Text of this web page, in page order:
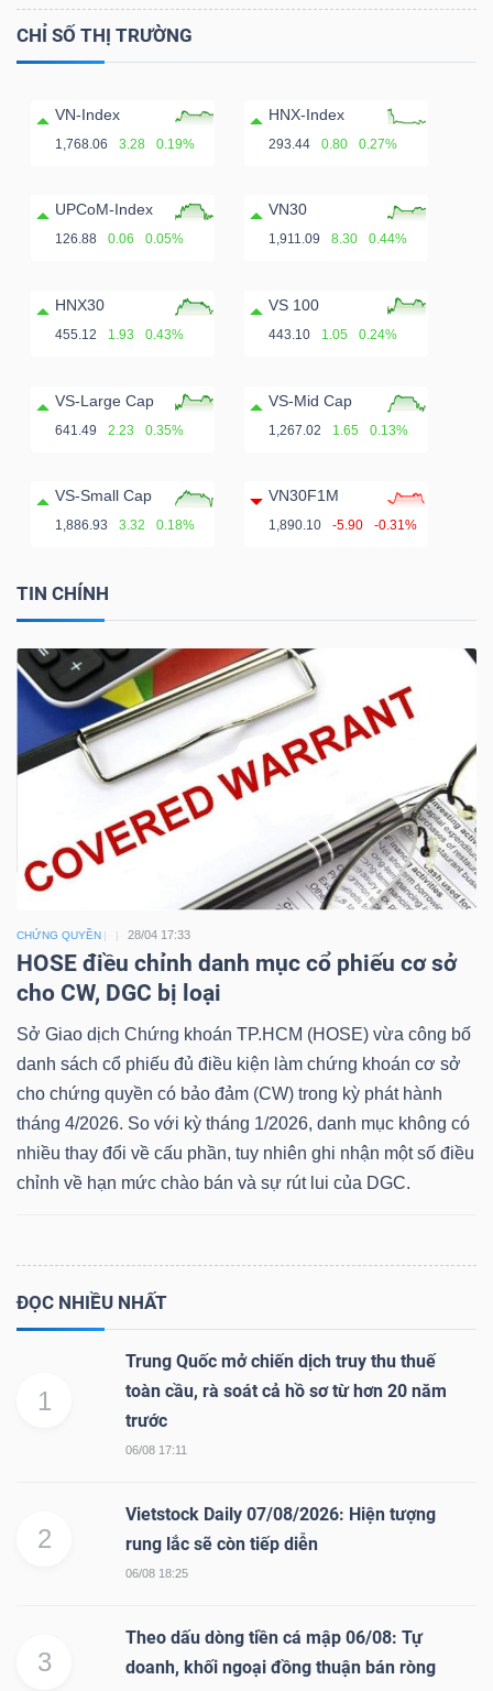
CHỈ SỐ THỊ TRƯỜNG
VN-Index
1,768.06 3.28 0.19%
HNX-Index
293.44 0.80 0.27%
UPCoM-Index
126.88 0.06 0.05%
VN30
1,911.09 8.30 0.44%
HNX30
455.12 1.93 0.43%
VS 100
443.10 1.05 0.24%
VS-Large Cap
641.49 2.23 0.35%
VS-Mid Cap
1,267.02 1.65 0.13%
VS-Small Cap
1,886.93 3.32 0.18%
VN30F1M
1,890.10 -5.90 -0.31%
TIN CHÍNH
CHỨNG QUYỀN 28/04 17:33
HOSE điều chỉnh danh mục cổ phiếu cơ sở
cho CW, DGC bị loại
Sở Giao dịch Chứng khoán TP.HCM (HOSE) vừa công bố
danh sách cổ phiếu đủ điều kiện làm chứng khoán cơ sở
cho chứng quyền có bảo đảm (CW) trong kỳ phát hành
tháng 4/2026. So với kỳ tháng 1/2026, danh mục không có
nhiều thay đổi về cấu phần, tuy nhiên ghi nhận một số điều
chỉnh về hạn mức chào bán và sự rút lui của DGC.
ĐỌC NHIỀU NHẤT
1
Trung Quốc mở chiến dịch truy thu thuế
toàn cầu, rà soát cả hồ sơ từ hơn 20 năm
trước
06/08 17:11
2
Vietstock Daily 07/08/2026: Hiện tượng
rung lắc sẽ còn tiếp diễn
06/08 18:25
3
Theo dấu dòng tiền cá mập 06/08: Tự
doanh, khối ngoại đồng thuận bán ròng
cáo
phân
ngữ
Dịch
tạo
tài
chính
cụ
đầu
tư
Truyền
thông
tài
chính
Dữ
liệu
chính